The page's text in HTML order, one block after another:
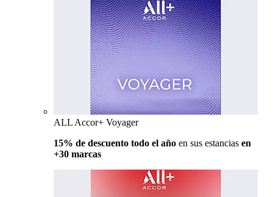
ALL Accor+ Voyager
15% de descuento todo el año en sus estancias en
+30 marcas